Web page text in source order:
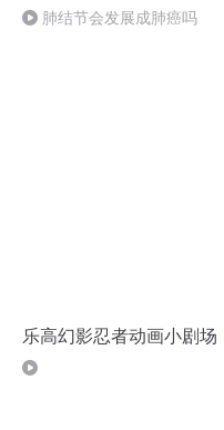
肺结节会发展成肺癌吗
乐高幻影忍者动画小剧场